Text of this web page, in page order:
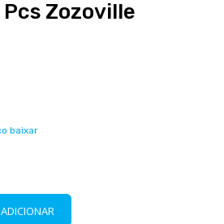
Zozoville
baixar
ADICIONAR